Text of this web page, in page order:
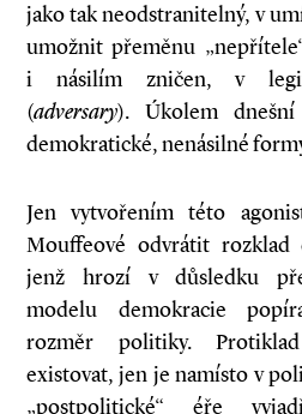
jako tak neodstranitelný, v
umožnit přeměnu
i násilím zničen, v
(adversary). Úkolem
demokratické, nenásilné
Jen vytvořením této
Mouffeové odvrátit rozklad
jenž hrozí v důsledku
modelu demokracie
rozměr politiky.
existovat, jen je namísto v
„postpolitické“ éře